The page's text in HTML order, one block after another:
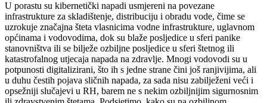
U porastu su kibernetički napadi usmjereni na povezane
infrastrukture za skladištenje, distribuciju i obradu vode, čime se
uzrokuje značajna šteta vlasnicima vodne infrastrukture, uglavnom
općinama i vodovodima, dok su blaže posljedice u sferi panike
stanovništva ili se bilježe ozbiljne posljedice u sferi štetnog ili
katastrofalnog utjecaja napada na zdravlje. Mnogi vodovodi su u
potpunosti digitalizirani, što ih s jedne strane čini još ranjivijima, ali
u duhu čestih pojava sličnih napada, za sada nisu zabilježeni veći i
opsežniji slučajevi u RH, barem ne s nekim ozbiljnijim sigurnosnim